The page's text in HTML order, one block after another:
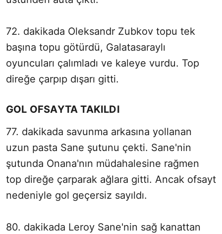
72. dakikada Oleksandr Zubkov topu tek
başına topu götürdü, Galatasaraylı
oyuncuları çalımladı ve kaleye vurdu. Top
direğe çarpıp dışarı gitti.
GOL OFSAYTA TAKILDI
77. dakikada savunma arkasına yollanan
uzun pasta Sane şutunu çekti. Sane'nin
şutunda Onana'nın müdahalesine rağmen
top direğe çarparak ağlara gitti. Ancak ofsayt
nedeniyle gol geçersiz sayıldı.
80. dakikada Leroy Sane'nin sağ kanattan